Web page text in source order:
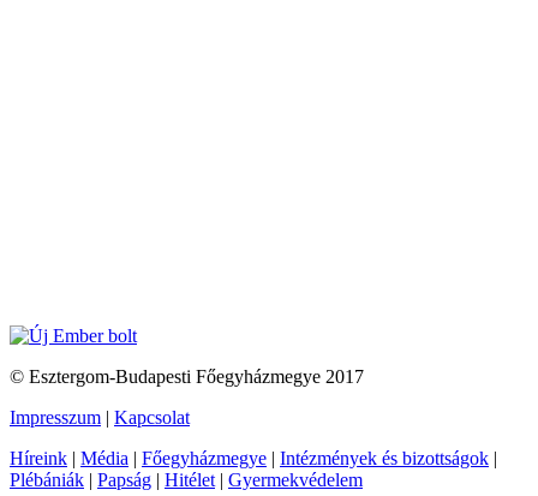
© Esztergom-Budapesti Főegyházmegye 2017
Impresszum | Kapcsolat
Híreink | Média | Főegyházmegye | Intézmények és bizottságok |
Plébániák | Papság | Hitélet | Gyermekvédelem